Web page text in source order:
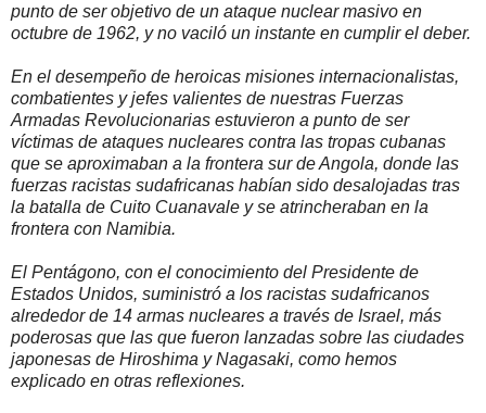
punto de ser objetivo de un ataque nuclear masivo en
octubre de 1962, y no vaciló un instante en cumplir el deber.
En el desempeño de heroicas misiones internacionalistas,
combatientes y jefes valientes de nuestras Fuerzas
Armadas Revolucionarias estuvieron a punto de ser
víctimas de ataques nucleares contra las tropas cubanas
que se aproximaban a la frontera sur de Angola, donde las
fuerzas racistas sudafricanas habían sido desalojadas tras
la batalla de Cuito Cuanavale y se atrincheraban en la
frontera con Namibia.
El Pentágono, con el conocimiento del Presidente de
Estados Unidos, suministró a los racistas sudafricanos
alrededor de 14 armas nucleares a través de Israel, más
poderosas que las que fueron lanzadas sobre las ciudades
japonesas de Hiroshima y Nagasaki, como hemos
explicado en otras reflexiones.